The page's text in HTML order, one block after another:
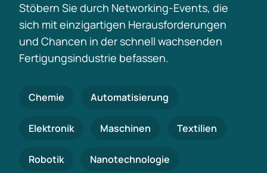
Stöbern Sie durch Networking-Events, die
sich mit einzigartigen Herausforderungen
und Chancen in der schnell wachsenden
Fertigungsindustrie befassen.
Chemie Automatisierung
Elektronik Maschinen Textilien
Robotik Nanotechnologie